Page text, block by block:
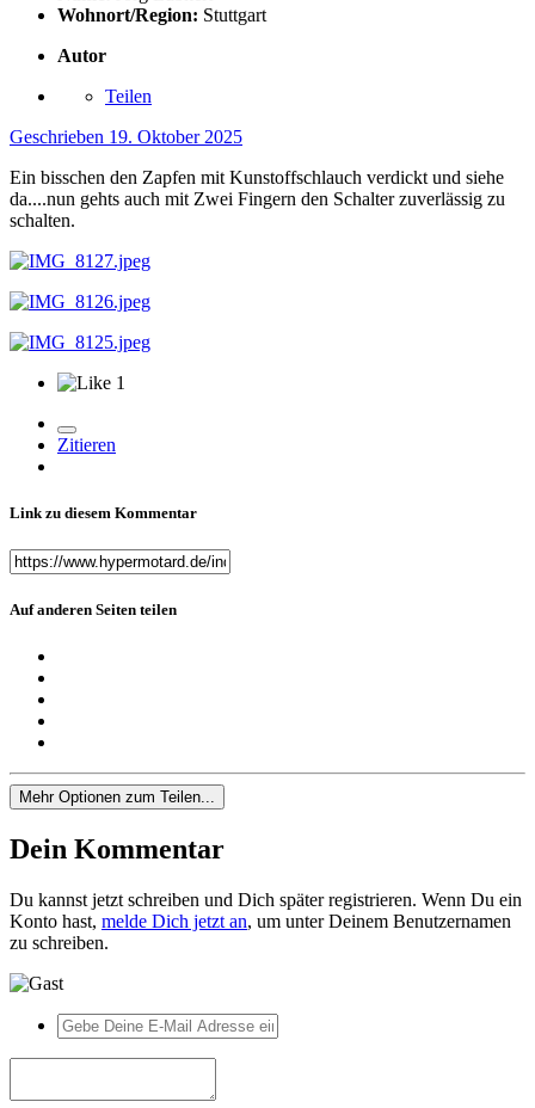
Wohnort/Region: Stuttgart
Autor
Teilen
Geschrieben 19. Oktober 2025
Ein bisschen den Zapfen mit Kunstoffschlauch verdickt und siehe
da....nun gehts auch mit Zwei Fingern den Schalter zuverlässig zu
schalten.
1
Zitieren
Link zu diesem Kommentar
Auf anderen Seiten teilen
Mehr Optionen zum Teilen...
Dein Kommentar
Du kannst jetzt schreiben und Dich später registrieren. Wenn Du ein
Konto hast, melde Dich jetzt an, um unter Deinem Benutzernamen
zu schreiben.